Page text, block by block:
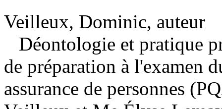
Veilleux, Dominic, auteur
Déontologie et pratique
de préparation à l'examen
assurance de personnes